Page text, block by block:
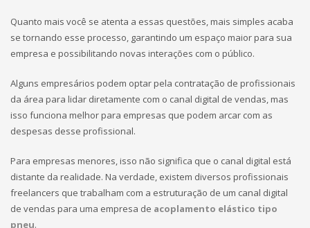
Quanto mais você se atenta a essas questões, mais simples acaba
se tornando esse processo, garantindo um espaço maior para sua
empresa e possibilitando novas interações com o público.
Alguns empresários podem optar pela contratação de profissionais
da área para lidar diretamente com o canal digital de vendas, mas
isso funciona melhor para empresas que podem arcar com as
despesas desse profissional.
Para empresas menores, isso não significa que o canal digital está
distante da realidade. Na verdade, existem diversos profissionais
freelancers que trabalham com a estruturação de um canal digital
de vendas para uma empresa de acoplamento elástico tipo
pneu.